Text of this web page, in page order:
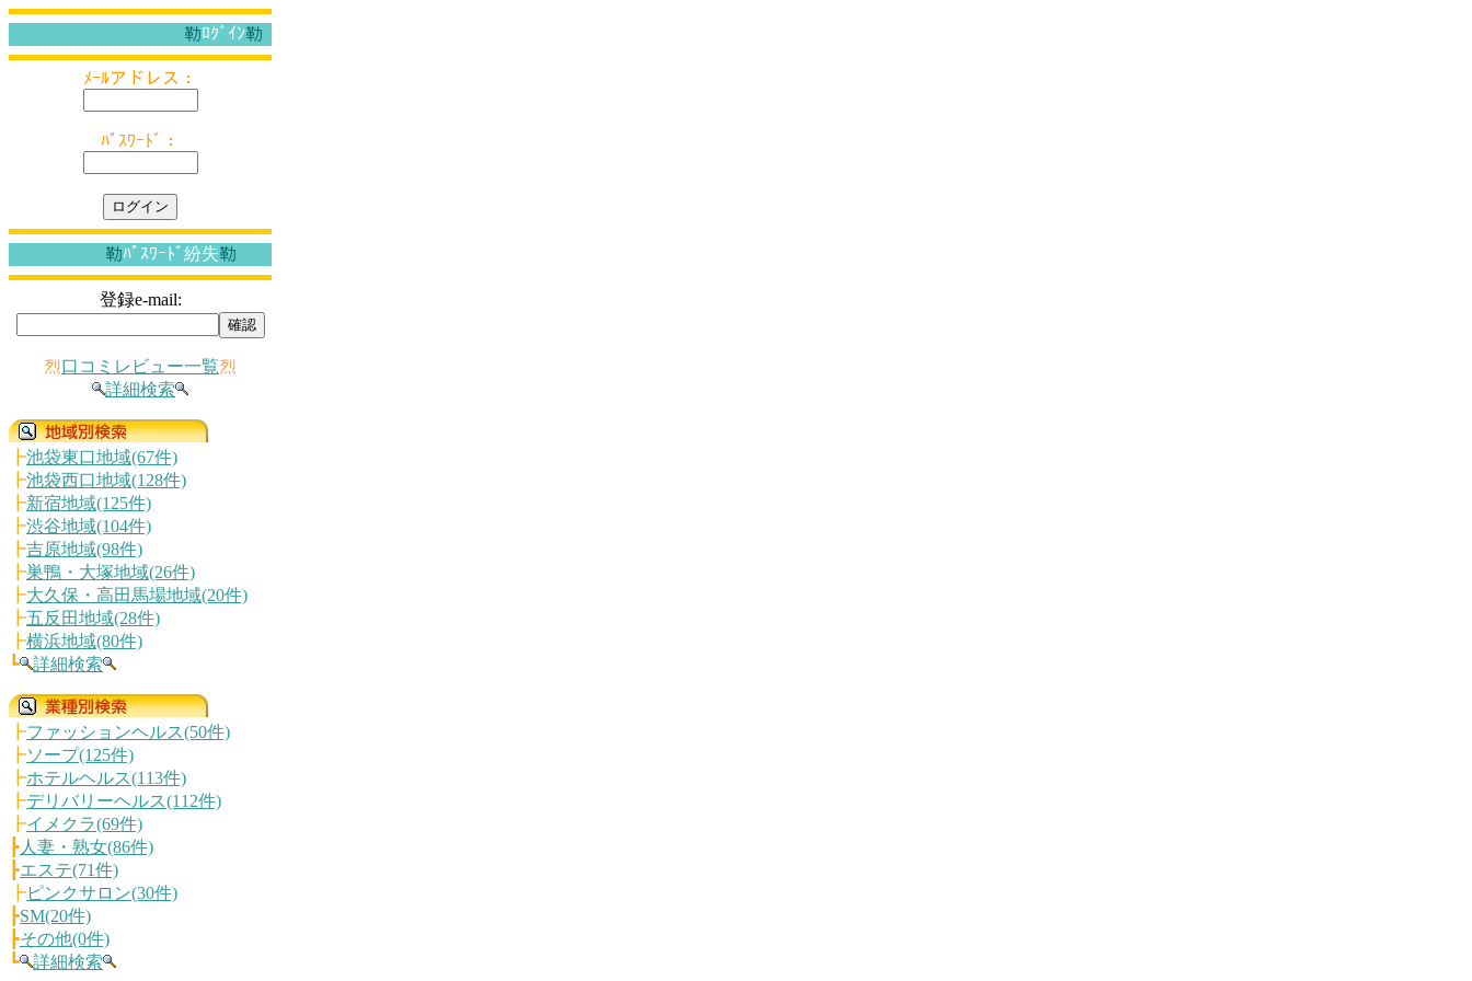
勒ﾛｸﾞｲﾝ勒
ﾒｰﾙアドレス：
ﾊﾟｽﾜｰﾄﾞ：
ﾊﾟｽﾜｰﾄﾞ紛失勒
登録e-mail:
烈口コミレビュー一覧烈
詳細検索
┣池袋東口地域(67件)
┣池袋西口地域(128件)
┣新宿地域(125件)
┣渋谷地域(104件)
┣吉原地域(98件)
┣巣鴨・大塚地域(26件)
┣大久保・高田馬場地域(20件)
┣五反田地域(28件)
┣横浜地域(80件)
┗
詳細検索
┣ファッションヘルス(50件)
┣ソープ(125件)
┣ホテルヘルス(113件)
┣デリバリーヘルス(112件)
┣イメクラ(69件)
┣ 人妻・熟女(86件)
┣エステ(71件)
┣ピンクサロン(30件)
┣SM(20件)
┣その他(0件)
┗
詳細検索